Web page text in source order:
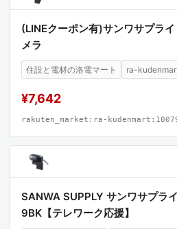
(LINEクーポン有)サンワサプラ
メラ
住設と電材の洛電マート ra-
¥7,642
rakuten_market:ra-
SANWA SUPPLY サンワサプラ
9BK【テレワーク応援】